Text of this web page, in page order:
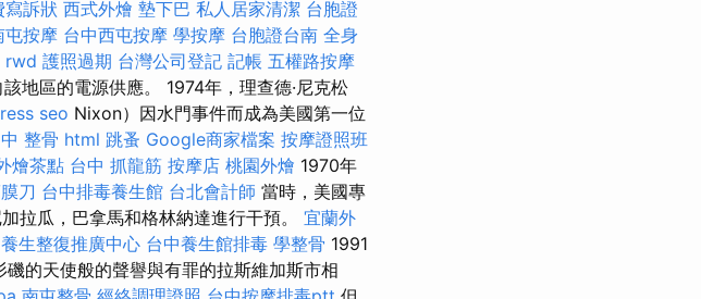
寫訴狀 西式外燴 墊下巴 私人居家清潔 台胞證
屯按摩 台中西屯按摩 學按摩 台胞證台南 全身
rwd 護照過期 台灣公司登記 記帳 五權路按摩
地區的電源供應。 1974年，理查德·尼克松
seo Nixon）因水門事件而成為美國第一位
整骨 html 跳蚤 Google商家檔案 按摩證照班
燴茶點 台中 抓龍筋 按摩店 桃園外燴 1970年
刀 台中排毒養生館 台北會計師 當時，美國專
拉瓜，巴拿馬和格林納達進行干預。 宜蘭外
養生整復推廣中心 台中養生館排毒 學整骨 1991
的天使般的聲譽與有罪的拉斯維加斯市相